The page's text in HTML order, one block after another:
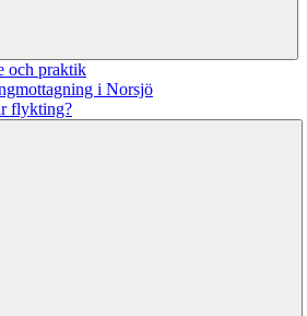
och praktik
i Norsjö
flykting?